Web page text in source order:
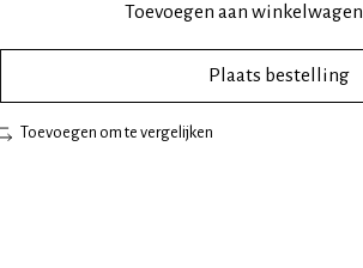
Toevoegen aan winkelwagen
Plaats bestelling
Toevoegen om te vergelijken